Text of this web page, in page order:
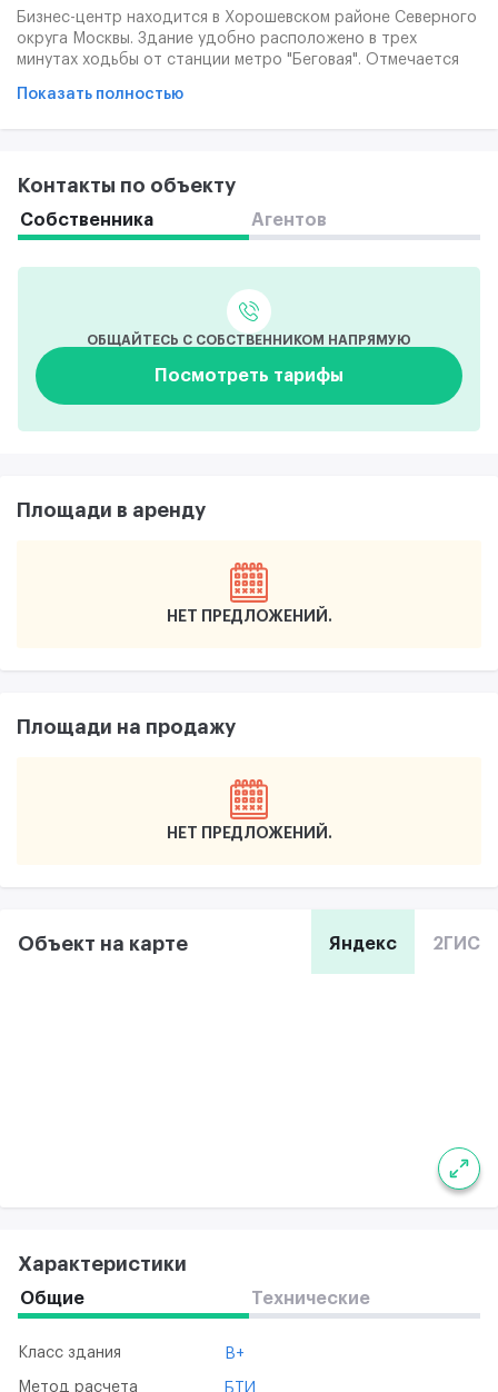
Бизнес-центр находится в Хорошевском районе Северного
округа Москвы. Здание удобно расположено в трех
минутах ходьбы от станции метро "Беговая". Отмечается
расположен удобный выезд на Хорошевское шоссе, на
Показать полностью
Контакты по объекту
Собственника Агентов
ОБЩАЙТЕСЬ С СОБСТВЕННИКОМ НАПРЯМУЮ
Посмотреть тарифы
Площади в аренду
НЕТ ПРЕДЛОЖЕНИЙ
Площади на продажу
НЕТ ПРЕДЛОЖЕНИЙ
Объект на карте Яндекс 2ГИС
Характеристики
Общие Технические
Класс здания B+
Метод расчета БТИ